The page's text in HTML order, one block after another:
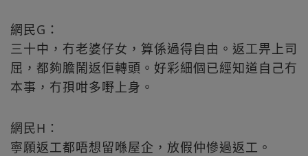
網民G：
三十中，冇老婆仔女，算係過得自由。返工畀上司
屈，都夠膽鬧返佢轉頭。好彩細個已經知道自己冇
本事，冇孭咁多嘢上身。
網民H：
寧願返工都唔想留喺屋企，放假仲慘過返工。